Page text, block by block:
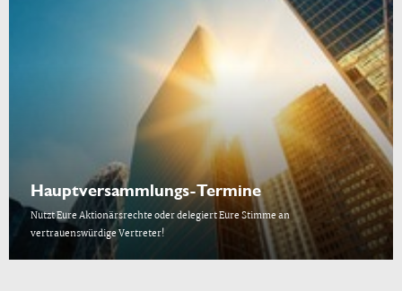
Hauptversammlungs-Termine
Nutzt Eure Aktionärsrechte oder delegiert Eure Stimme an
vertrauenswürdige Vertreter!